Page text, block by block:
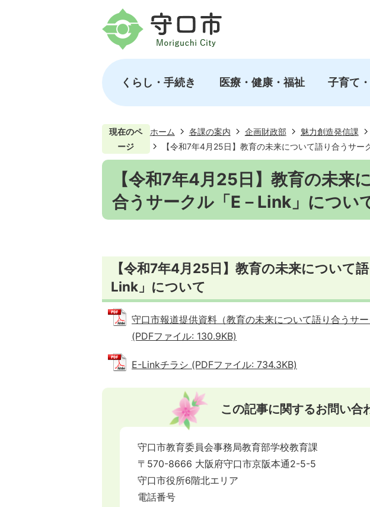
くらし・手続き 医療・健康・福祉 子育て
現在のペ
ージ
ホーム 各課の案内 企画財政部 魅力創造発信課
【令和7年4月25日】教育の未来について語り合うサー
【令和7年4月25日】教育の未来
合うサークル「E－Link」につい
【令和7年4月25日】教育の未来について
Link」について
守口市報道提供資料（教育の未来について語り合うサー
(PDFファイル: 130.9KB)
E-Linkチラシ (PDFファイル: 734.3KB)
この記事に関するお問い合
守口市教育委員会事務局教育部学校教育課
〒570-8666 大阪府守口市京阪本通2-5-5
守口市役所6階北エリア
電話番号